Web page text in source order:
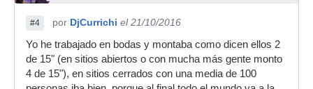
#4 por DjCurrichi el 21/10/2016
Yo he trabajado en bodas y montaba como dicen ellos 2
de 15" (en sitios abiertos o con mucha más gente monto
4 de 15"), en sitios cerrados con una media de 100